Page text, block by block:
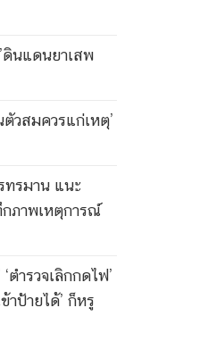
ดินแดนยาเสพ
วสมควรแก่เหตุ’
ทรมาน แนะ
ภาพเหตุการณ์
ตำรวจเลิกกดไฟ’
าป้ายได้’ ก็หรู